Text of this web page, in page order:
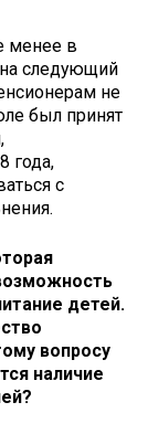
менее в
следующий
не
был принят
года,
с
детей.
вопросу
наличие